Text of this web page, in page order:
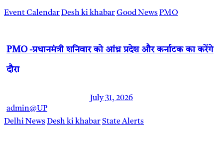
Event CalendarDesh ki khabarGood NewsPMO
PMO -प्रधानमंत्री शनिवार को आंध्र प्रदेश और कर्नाटक का करेंगे
दौरा
July 31, 2026
admin@UP
Delhi NewsDesh ki khabarState Alerts